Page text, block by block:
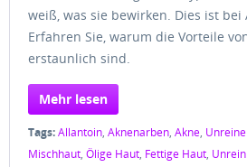
weiß, was sie bewirken. Dies ist
Erfahren Sie, warum die Vorteile
erstaunlich sind.
Mehr lesen
Tags:Allantoin, Aknenarben, Akne,
Mischhaut, Ölige Haut, Fettige Haut,